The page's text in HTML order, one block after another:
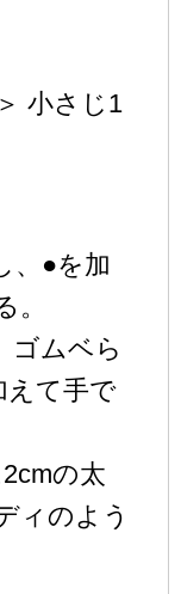
小さじ1
、●を加
。
ゴムベら
えて手で
の太
ィのよう